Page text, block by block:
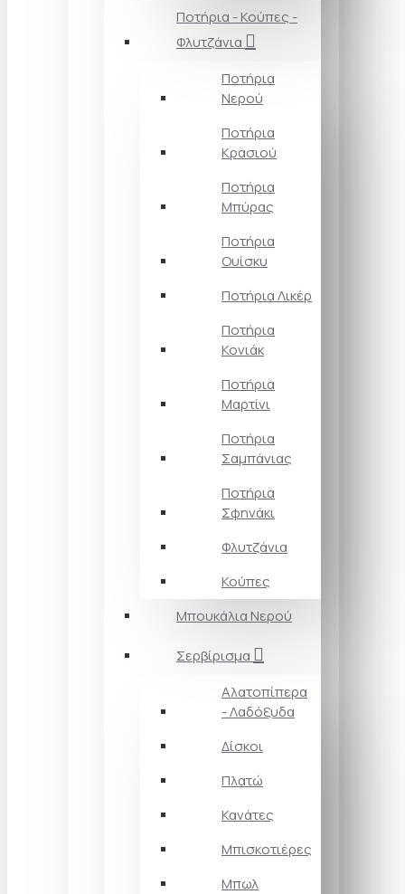
Ποτήρια - Κούπες -
Φλυτζάνια
Ποτήρια
Νερού
Ποτήρια
Κρασιού
Ποτήρια
Μπύρας
Ποτήρια
Ουίσκυ
Ποτήρια Λικέρ
Ποτήρια
Κονιάκ
Ποτήρια
Μαρτίνι
Ποτήρια
Σαμπάνιας
Ποτήρια
Σφηνάκι
Φλυτζάνια
Κούπες
Μπουκάλια Νερού
Σερβίρισμα
Αλατοπίπερα
- Λαδόξυδα
Δίσκοι
Πλατώ
Κανάτες
Μπισκοτιέρες
Μπωλ